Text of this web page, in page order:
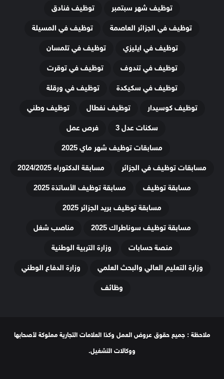
توظيف شهر سبتمبر
توظيف فنادق
توظيف في الجزائر العاصمة
توظيف في المسيلة
توظيف في ايليزي
توظيف في تلمسان
توظيف في تندوف
توظيف في توقرت
توظيف في سكيكدة
توظيف في ورقلة
توظيف كوسيدار
توظيف نفطال
توظيف وطني
سكنات عدل 3
فرص عمل
مسابقات توظيف شهر ماي 2025
مسابقات توظيف في الجزائر
مسابقة الدكتوراه 2024/2025
مسابقة توظيف
مسابقة توظيف الأساتذة 2025
مسابقة توظيف بريد الجزائر 2025
مسابقة توظيف سوناطراك 2025
مناصب شغل
منصة حسابات
وزارة التربية الوطنية
وزارة التعليم العالي والبحث العلمي
وزارة الدفاع الوطني
وظائف
ملاحظة : جميع حقوق عروض العمل وكذا العلامات التجارية مملوكة لأصحابها
ووكالات التشغيل.